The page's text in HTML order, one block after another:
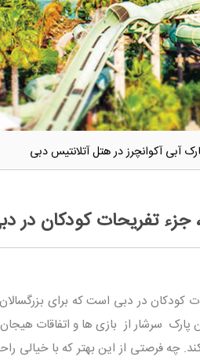
آبی آکوانچرز در هتل آتلانتیس دبی
جزء تفریحات کودکان در
کودکان در دبی است که برای
پارک سرشار از بازی ها و اتفاقات
فرصتی از این بهتر که با خیالی